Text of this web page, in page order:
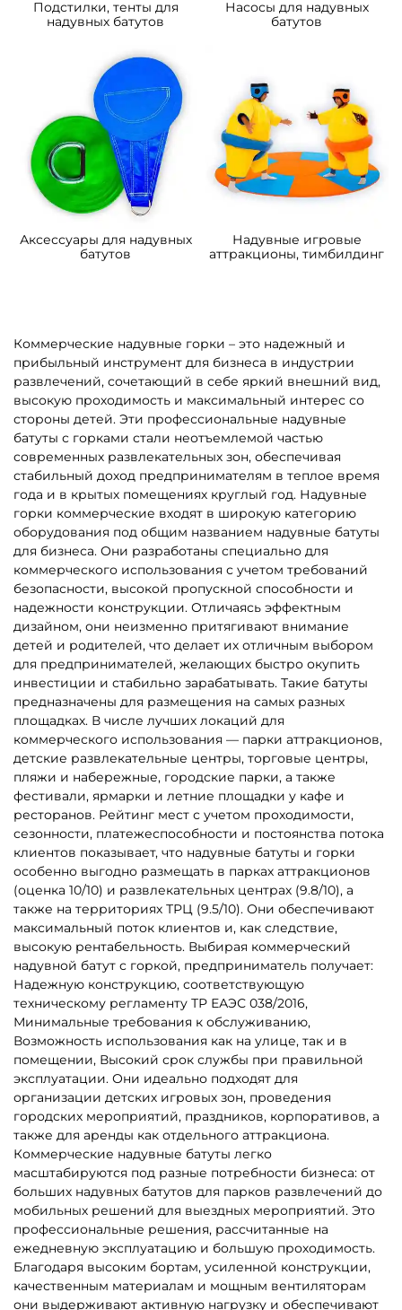
Подстилки, тенты для
надувных батутов
Насосы для надувных
батутов
Аксессуары для надувных
батутов
Надувные игровые
аттракционы, тимбилдинг
Коммерческие надувные горки – это надежный и
прибыльный инструмент для бизнеса в индустрии
развлечений, сочетающий в себе яркий внешний вид,
высокую проходимость и максимальный интерес со
стороны детей. Эти профессиональные надувные
батуты с горками стали неотъемлемой частью
современных развлекательных зон, обеспечивая
стабильный доход предпринимателям в теплое время
года и в крытых помещениях круглый год. Надувные
горки коммерческие входят в широкую категорию
оборудования под общим названием надувные батуты
для бизнеса. Они разработаны специально для
коммерческого использования с учетом требований
безопасности, высокой пропускной способности и
надежности конструкции. Отличаясь эффектным
дизайном, они неизменно притягивают внимание
детей и родителей, что делает их отличным выбором
для предпринимателей, желающих быстро окупить
инвестиции и стабильно зарабатывать. Такие батуты
предназначены для размещения на самых разных
площадках. В числе лучших локаций для
коммерческого использования — парки аттракционов,
детские развлекательные центры, торговые центры,
пляжи и набережные, городские парки, а также
фестивали, ярмарки и летние площадки у кафе и
ресторанов. Рейтинг мест с учетом проходимости,
сезонности, платежеспособности и постоянства потока
клиентов показывает, что надувные батуты и горки
особенно выгодно размещать в парках аттракционов
(оценка 10/10) и развлекательных центрах (9.8/10), а
также на территориях ТРЦ (9.5/10). Они обеспечивают
максимальный поток клиентов и, как следствие,
высокую рентабельность. Выбирая коммерческий
надувной батут с горкой, предприниматель получает:
Надежную конструкцию, соответствующую
техническому регламенту ТР ЕАЭС 038/2016,
Минимальные требования к обслуживанию,
Возможность использования как на улице, так и в
помещении, Высокий срок службы при правильной
эксплуатации. Они идеально подходят для
организации детских игровых зон, проведения
городских мероприятий, праздников, корпоративов, а
также для аренды как отдельного аттракциона.
Коммерческие надувные батуты легко
масштабируются под разные потребности бизнеса: от
больших надувных батутов для парков развлечений до
мобильных решений для выездных мероприятий. Это
профессиональные решения, рассчитанные на
ежедневную эксплуатацию и большую проходимость.
Благодаря высоким бортам, усиленной конструкции,
качественным материалам и мощным вентиляторам
они выдерживают активную нагрузку и обеспечивают